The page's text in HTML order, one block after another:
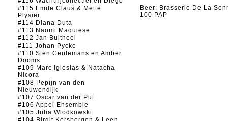
#115 Emile Claus & Mette
Plysier
#114 Diana Duta
#113 Naomi Maquiese
#112 Jan Bultheel
#111 Johan Pycke
#110 Sten Ceulemans en Amber
Dooms
#109 Marc Iglesias & Natacha
Nicora
#108 Pepijn van den
Nieuwendijk
#107 Oscar van der Put
#106 Appel Ensemble
#105 Julia Wlodkowski
Beer: Brasserie De La
100 PAP